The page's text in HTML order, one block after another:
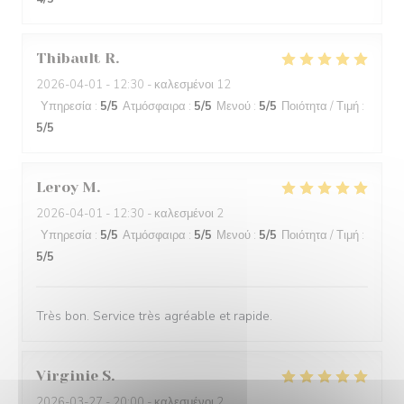
Thibault R
2026-04-01 - 12:30 - καλεσμένοι 12
Υπηρεσία : 5/5 Ατμόσφαιρα : 5/5 Μενού : 5/5 Ποιότητα / Τιμή :
5/5
Leroy M
2026-04-01 - 12:30 - καλεσμένοι 2
Υπηρεσία : 5/5 Ατμόσφαιρα : 5/5 Μενού : 5/5 Ποιότητα / Τιμή :
5/5
Très bon. Service très agréable et rapide.
Virginie S